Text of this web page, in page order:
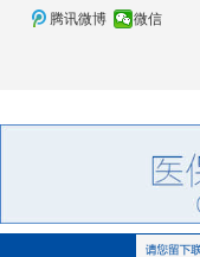
腾讯微博
微信